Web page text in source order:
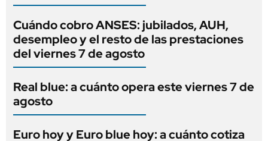
Cuándo cobro ANSES: jubilados, AUH,
desempleo y el resto de las prestaciones
del viernes 7 de agosto
Real blue: a cuánto opera este viernes 7 de
agosto
Euro hoy y Euro blue hoy: a cuánto cotiza